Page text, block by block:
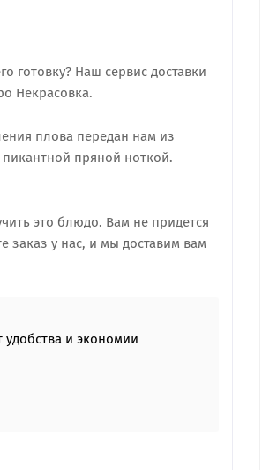
готовку? Наш сервис доставки
Некрасовка.
плова передан нам из
пряной ноткой.
это блюдо. Вам не придется
заказ у нас, и мы доставим вам
и экономии